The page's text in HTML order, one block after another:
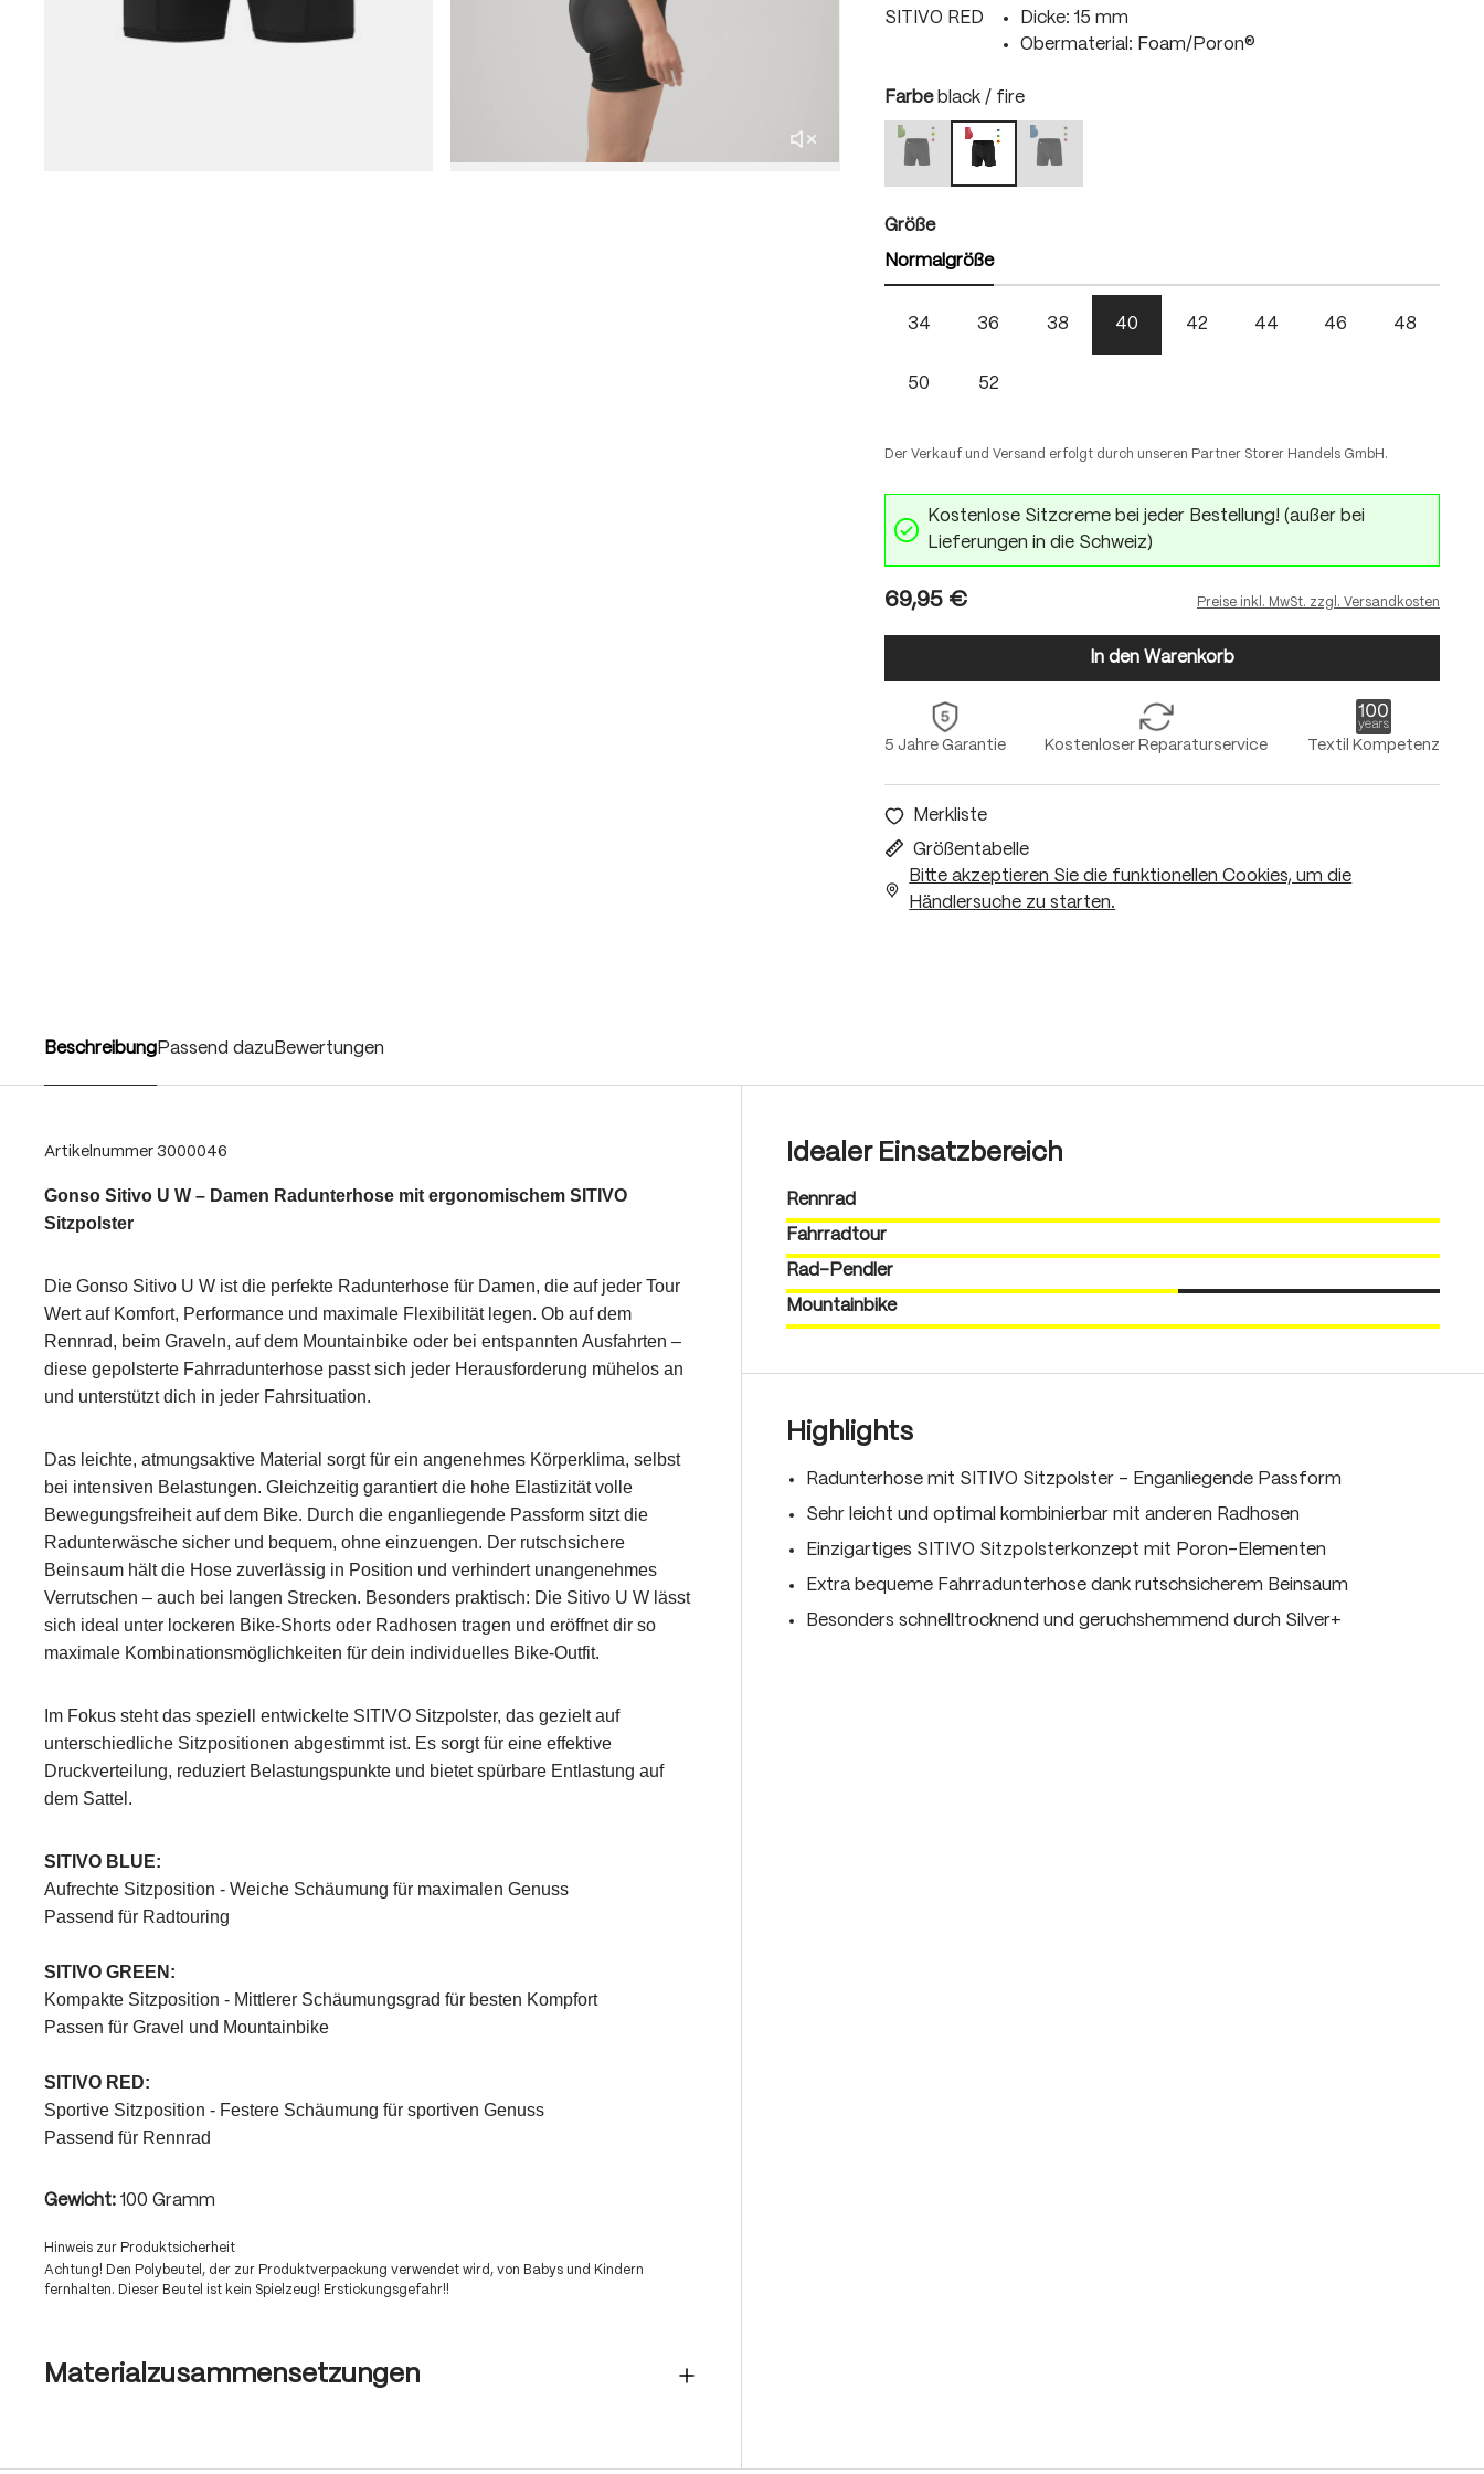
SITIVO RED
Dicke: 15 mm
Obermaterial: Foam/Poron®
Farbeauswählen
black / fire
black / bright green
(Diese Option ist zurzeit nicht verfügbar.)
black / fireblack / skydiver
(Diese Option ist zurzeit nicht verfügbar.)
Größeauswählen
Normalgröße
34 36 38 40 42 44 46 48
50 52
Der Verkauf und Versand erfolgt durch unseren Partner Storer Handels GmbH.
Kostenlose Sitzcreme bei jeder Bestellung! (außer bei
Lieferungen in die Schweiz)
69,95 € Preise inkl. MwSt. zzgl. Versandkosten
In den Warenkorb
5 Jahre Garantie Kostenloser Reparaturservice Textil Kompetenz
Merkliste
Größentabelle
Bitte akzeptieren Sie die funktionellen Cookies, um die
Händlersuche zu starten.
Beschreibung Passend dazu Bewertungen
Artikelnummer 3000046
Gonso Sitivo U W – Damen Radunterhose mit ergonomischem SITIVO
Sitzpolster
Die Gonso Sitivo U W ist die perfekte Radunterhose für Damen, die auf jeder Tour
Wert auf Komfort, Performance und maximale Flexibilität legen. Ob auf dem
Rennrad, beim Graveln, auf dem Mountainbike oder bei entspannten Ausfahrten –
diese gepolsterte Fahrradunterhose passt sich jeder Herausforderung mühelos an
und unterstützt dich in jeder Fahrsituation.
Das leichte, atmungsaktive Material sorgt für ein angenehmes Körperklima, selbst
bei intensiven Belastungen. Gleichzeitig garantiert die hohe Elastizität volle
Bewegungsfreiheit auf dem Bike. Durch die enganliegende Passform sitzt die
Radunterwäsche sicher und bequem, ohne einzuengen. Der rutschsichere
Beinsaum hält die Hose zuverlässig in Position und verhindert unangenehmes
Verrutschen – auch bei langen Strecken. Besonders praktisch: Die Sitivo U W lässt
sich ideal unter lockeren Bike-Shorts oder Radhosen tragen und eröffnet dir so
maximale Kombinationsmöglichkeiten für dein individuelles Bike-Outfit.
Im Fokus steht das speziell entwickelte SITIVO Sitzpolster, das gezielt auf
unterschiedliche Sitzpositionen abgestimmt ist. Es sorgt für eine effektive
Druckverteilung, reduziert Belastungspunkte und bietet spürbare Entlastung auf
dem Sattel.
SITIVO BLUE:
Aufrechte Sitzposition - Weiche Schäumung für maximalen Genuss
Passend für Radtouring
SITIVO GREEN:
Kompakte Sitzposition - Mittlerer Schäumungsgrad für besten Kompfort
Passen für Gravel und Mountainbike
SITIVO RED:
Sportive Sitzposition - Festere Schäumung für sportiven Genuss
Passend für Rennrad
Gewicht: 100 Gramm
Hinweis zur Produktsicherheit
Achtung! Den Polybeutel, der zur Produktverpackung verwendet wird, von Babys und Kindern
fernhalten. Dieser Beutel ist kein Spielzeug! Erstickungsgefahr!!
Materialzusammensetzungen
Idealer Einsatzbereich
Rennrad
Fahrradtour
Rad-Pendler
Mountainbike
Highlights
Radunterhose mit SITIVO Sitzpolster - Enganliegende Passform
Sehr leicht und optimal kombinierbar mit anderen Radhosen
Einzigartiges SITIVO Sitzpolsterkonzept mit Poron-Elementen
Extra bequeme Fahrradunterhose dank rutschsicherem Beinsaum
Besonders schnelltrocknend und geruchshemmend durch Silver+